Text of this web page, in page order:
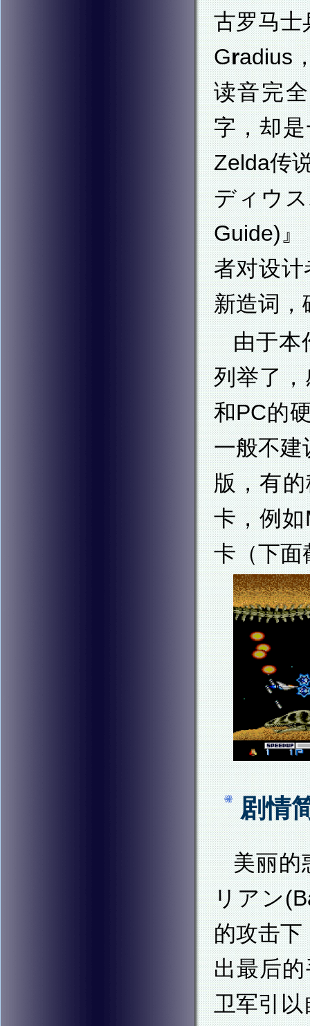
古罗马士
Gradius
读音完
字，却
Zelda传
ディウ
Guide)
者对设
新造词，
由于本
列举了
和PC的
一般不建
版，有
卡，例
卡（下面
剧情
美丽的
リアン
的攻击下
出最后
卫军引以